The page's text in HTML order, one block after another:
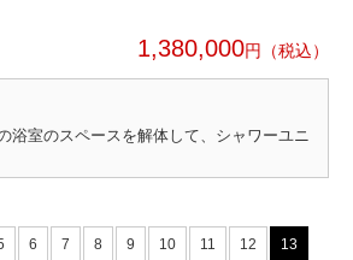
1,380,000円
浴室のスペースを解体して、シャワーユニ
6 7 8 9 10 11 12 13